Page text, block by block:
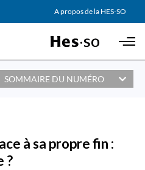
Skip to main content
A propos de la HES-SO
SOMMAIRE DU NUMÉRO
à sa propre fin :
?